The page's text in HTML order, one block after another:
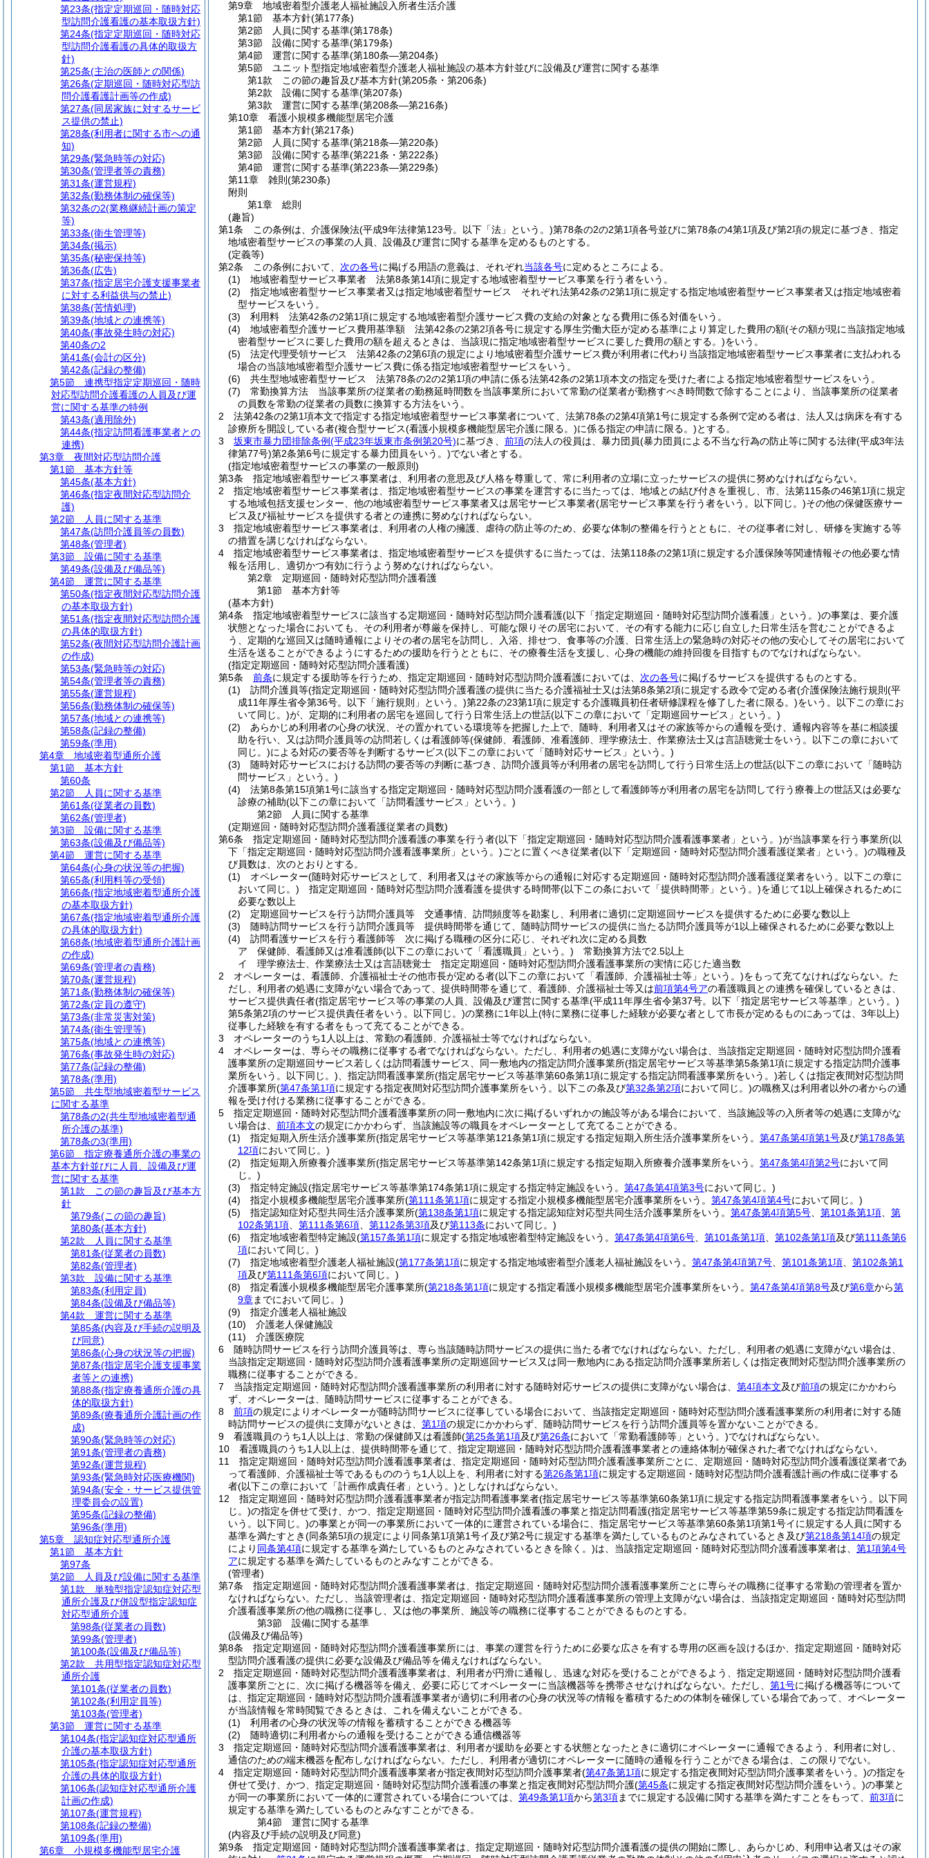
第9章
地域密着型介護老人福祉施設入所者生活介護
第1節
基本方針(第177条)
第2節
人員に関する基準(第178条)
第3節
設備に関する基準(第179条)
第4節
運営に関する基準(第180条―第204条)
第5節
ユニット型指定地域密着型介護老人福祉施設の基本方針並びに設備及び運営に関する基準
第1款
この節の趣旨及び基本方針(第205条・第206条)
第2款
設備に関する基準(第207条)
第3款
運営に関する基準(第208条―第216条)
第10章
看護小規模多機能型居宅介護
第1節
基本方針(第217条)
第2節
人員に関する基準(第218条―第220条)
第3節
設備に関する基準(第221条・第222条)
第4節
運営に関する基準(第223条―第229条)
第11章
雑則 (第230条)
附則
第1章
総則
(趣旨)
第1条
この条例は、介護保険法(平成9年法律第123号。以下「法」という。)第78条の2の2第1項各号並びに第78条の4第1項及び第2項の規定に基づき、指定
地域密着型サービスの事業の人員、設備及び運営に関する基準を定めるものとする。
(定義等)
第2条
この条例において、 次の各号に掲げる用語の意義は、それぞれ当該各号に定めるところによる。
(1)
地域密着型サービス事業者 法第8条第14項に規定する地域密着型サービス事業を行う者をいう。
(2)
指定地域密着型サービス事業者又は指定地域密着型サービス それぞれ法第42条の2第1項に規定する指定地域密着型サービス事業者又は指定地域密着
型サービスをいう。
(3)
利用料 法第42条の2第1項に規定する地域密着型介護サービス費の支給の対象となる費用に係る対価をいう。
(4)
地域密着型介護サービス費用基準額 法第42条の2第2項各号に規定する厚生労働大臣が定める基準により算定した費用の額(その額が現に当該指定地域
密着型サービスに要した費用の額を超えるときは、当該現に指定地域密着型サービスに要した費用の額とする。)をいう。
(5)
法定代理受領サービス 法第42条の2第6項の規定により地域密着型介護サービス費が利用者に代わり当該指定地域密着型サービス事業者に支払われる
場合の当該地域密着型介護サービス費に係る指定地域密着型サービスをいう。
(6)
共生型地域密着型サービス 法第78条の2の2第1項の申請に係る法第42条の2第1項本文の指定を受けた者による指定地域密着型サービスをいう。
(7)
常勤換算方法 当該事業所の従業者の勤務延時間数を当該事業所において常勤の従業者が勤務すべき時間数で除することにより、当該事業所の従業者
の員数を常勤の従業者の員数に換算する方法をいう。
2
法第42条の2第1項本文で指定する指定地域密着型サービス事業者について、法第78条の2第4項第1号に規定する条例で定める者は、法人又は病床を有する
診療所を開設している者(複合型サービス(看護小規模多機能型居宅介護に限る。)に係る指定の申請に限る。)とする。
3
坂東市暴力団排除条例(平成23年坂東市条例第20号)に基づき、 前項の法人の役員は、暴力団員(暴力団員による不当な行為の防止等に関する法律(平成3年法
律第77号)第2条第6号に規定する暴力団員をいう。)でない者とする。
(指定地域密着型サービスの事業の一般原則)
第3条
指定地域密着型サービス事業者は、利用者の意思及び人格を尊重して、常に利用者の立場に立ったサービスの提供に努めなければならない。
2
指定地域密着型サービス事業者は、指定地域密着型サービスの事業を運営するに当たっては、地域との結び付きを重視し、市、法第115条の46第1項に規定
する地域包括支援センター、他の地域密着型サービス事業者又は居宅サービス事業者(居宅サービス事業を行う者をいう。以下同じ。)その他の保健医療サー
ビス及び福祉サービスを提供する者との連携に努めなければならない。
3
指定地域密着型サービス事業者は、利用者の人権の擁護、虐待の防止等のため、必要な体制の整備を行うとともに、その従事者に対し、研修を実施する等
の措置を講じなければならない。
4
指定地域密着型サービス事業者は、指定地域密着型サービスを提供するに当たっては、法第118条の2第1項に規定する介護保険等関連情報その他必要な情
報を活用し、適切かつ有効に行うよう努めなければならない。
第2章
定期巡回・随時対応型訪問介護看護
第1節
基本方針等
(基本方針)
第4条
指定地域密着型サービスに該当する定期巡回・随時対応型訪問介護看護(以下「指定定期巡回・随時対応型訪問介護看護」という。)の事業は、要介護
状態となった場合においても、その利用者が尊厳を保持し、可能な限りその居宅において、その有する能力に応じ自立した日常生活を営むことができるよ
う、定期的な巡回又は随時通報によりその者の居宅を訪問し、入浴、排せつ、食事等の介護、日常生活上の緊急時の対応その他の安心してその居宅において
生活を送ることができるようにするための援助を行うとともに、その療養生活を支援し、心身の機能の維持回復を目指すものでなければならない。
(指定定期巡回・随時対応型訪問介護看護)
第5条
前条に規定する援助等を行うため、指定定期巡回・随時対応型訪問介護看護においては、 次の各号に掲げるサービスを提供するものとする。
(1)
訪問介護員等(指定定期巡回・随時対応型訪問介護看護の提供に当たる介護福祉士又は法第8条第2項に規定する政令で定める者(介護保険法施行規則 (平
成11年厚生省令第36号。以下「施行規則」という。)第22条の23第1項に規定する介護職員初任者研修課程を修了した者に限る。)をいう。以下この章にお
いて同じ。)が、定期的に利用者の居宅を巡回して行う日常生活上の世話(以下この章において「定期巡回サービス」という。)
(2)
あらかじめ利用者の心身の状況、その置かれている環境等を把握した上で、随時、利用者又はその家族等からの通報を受け、通報内容等を基に相談援
助を行い、又は訪問介護員等の訪問若しくは看護師等(保健師、看護師、准看護師、理学療法士、作業療法士又は言語聴覚士をいう。以下この章において
同じ。)による対応の要否等を判断するサービス(以下この章において「随時対応サービス」という。)
(3)
随時対応サービスにおける訪問の要否等の判断に基づき、訪問介護員等が利用者の居宅を訪問して行う日常生活上の世話(以下この章において「随時訪
問サービス」という。)
(4)
法第8条第15項第1号に該当する指定定期巡回・随時対応型訪問介護看護の一部として看護師等が利用者の居宅を訪問して行う療養上の世話又は必要な
診療の補助(以下この章において「訪問看護サービス」という。)
第2節
人員に関する基準
(定期巡回・随時対応型訪問介護看護従業者の員数)
第6条
指定定期巡回・随時対応型訪問介護看護の事業を行う者(以下「指定定期巡回・随時対応型訪問介護看護事業者」という。)が当該事業を行う事業所(以
下「指定定期巡回・随時対応型訪問介護看護事業所」という。)ごとに置くべき従業者(以下「定期巡回・随時対応型訪問介護看護従業者」という。)の職種及
び員数は、次のとおりとする。
(1)
オペレーター(随時対応サービスとして、利用者又はその家族等からの通報に対応する定期巡回・随時対応型訪問介護看護従業者をいう。以下この章に
おいて同じ。) 指定定期巡回・随時対応型訪問介護看護を提供する時間帯(以下この条において「提供時間帯」という。)を通じて1以上確保されるために
必要な数以上
(2)
定期巡回サービスを行う訪問介護員等 交通事情、訪問頻度等を勘案し、利用者に適切に定期巡回サービスを提供するために必要な数以上
(3)
随時訪問サービスを行う訪問介護員等 提供時間帯を通じて、随時訪問サービスの提供に当たる訪問介護員等が1以上確保されるために必要な数以上
(4)
訪問看護サービスを行う看護師等 次に掲げる職種の区分に応じ、それぞれ次に定める員数
ア
保健師、看護師又は准看護師(以下この章において「看護職員」という。) 常勤換算方法で2.5以上
イ
理学療法士、作業療法士又は言語聴覚士 指定定期巡回・随時対応型訪問介護看護事業所の実情に応じた適当数
2
オペレーターは、看護師、介護福祉士その他市長が定める者(以下この章において「看護師、介護福祉士等」という。)をもって充てなければならない。 た
だし、利用者の処遇に支障がない場合であって、提供時間帯を通じて、看護師、介護福祉士等又は前項第4号アの看護職員との連携を確保しているときは、
サービス提供責任者(指定居宅サービス等の事業の人員、設備及び運営に関する基準(平成11年厚生省令第37号。以下「指定居宅サービス等基準」という。)
第5条第2項のサービス提供責任者をいう。以下同じ。)の業務に1年以上(特に業務に従事した経験が必要な者として市長が定めるものにあっては、3年以上)
従事した経験を有する者をもって充てることができる。
3
オペレーターのうち1人以上は、常勤の看護師、介護福祉士等でなければならない。
4
オペレーターは、専らその職務に従事する者でなければならない。 ただし、利用者の処遇に支障がない場合は、当該指定定期巡回・随時対応型訪問介護看
護事業所の定期巡回サービス若しくは訪問看護サービス、同一敷地内の指定訪問介護事業所(指定居宅サービス等基準第5条第1項に規定する指定訪問介護事
業所をいう。以下同じ。) 、指定訪問看護事業所(指定居宅サービス等基準第60条第1項に規定する指定訪問看護事業所をいう。)若しくは指定夜間対応型訪問
介護事業所(第47条第1項に規定する指定夜間対応型訪問介護事業所をいう。以下この条及び第32条第2項において同じ。)の職務又は利用者以外の者からの通
報を受け付ける業務に従事することができる。
5
指定定期巡回・随時対応型訪問介護看護事業所の同一敷地内に次に掲げるいずれかの施設等がある場合において、当該施設等の入所者等の処遇に支障がな
い場合は、 前項本文の規定にかかわらず、当該施設等の職員をオペレーターとして充てることができる。
(1)
指定短期入所生活介護事業所(指定居宅サービス等基準第121条第1項に規定する指定短期入所生活介護事業所をいう。 第47条第4項第1号及び第178条第
12項において同じ。)
(2)
指定短期入所療養介護事業所(指定居宅サービス等基準第142条第1項に規定する指定短期入所療養介護事業所をいう。 第47条第4項第2号において同
じ。)
(3)
指定特定施設(指定居宅サービス等基準第174条第1項に規定する指定特定施設をいう。 第47条第4項第3号において同じ。)
(4)
指定小規模多機能型居宅介護事業所(第111条第1項に規定する指定小規模多機能型居宅介護事業所をいう。 第47条第4項第4号において同じ。)
(5)
指定認知症対応型共同生活介護事業所(第138条第1項に規定する指定認知症対応型共同生活介護事業所をいう。 第47条第4項第5号 第101条第1項
第
102条第1項
第111条第6項 第112条第3項及び第113条において同じ。)
(6)
指定地域密着型特定施設(第157条第1項に規定する指定地域密着型特定施設をいう。 第47条第4項第6号 第101条第1項 第102条第1項及び第111条第6
項において同じ。)
(7)
指定地域密着型介護老人福祉施設(第177条第1項に規定する指定地域密着型介護老人福祉施設をいう。 第47条第4項第7号 第101条第1項
第102条第1
項及び第111条第6項において同じ。)
(8)
指定看護小規模多機能型居宅介護事業所(第218条第1項に規定する指定看護小規模多機能型居宅介護事業所をいう。 第47条第4項第8号及び第6章から第
9章までにおいて同じ。)
(9)
指定介護老人福祉施設
(10)
介護老人保健施設
(11)
介護医療院
6
随時訪問サービスを行う訪問介護員等は、専ら当該随時訪問サービスの提供に当たる者でなければならない。 ただし、利用者の処遇に支障がない場合は、
当該指定定期巡回・随時対応型訪問介護看護事業所の定期巡回サービス又は同一敷地内にある指定訪問介護事業所若しくは指定夜間対応型訪問介護事業所の
職務に従事することができる。
7
当該指定定期巡回・随時対応型訪問介護看護事業所の利用者に対する随時対応サービスの提供に支障がない場合は、 第4項本文及び前項の規定にかかわら
ず、オペレーターは、随時訪問サービスに従事することができる。
8
前項の規定によりオペレーターが随時訪問サービスに従事している場合において、当該指定定期巡回・随時対応型訪問介護看護事業所の利用者に対する随
時訪問サービスの提供に支障がないときは、 第1項の規定にかかわらず、随時訪問サービスを行う訪問介護員等を置かないことができる。
9
看護職員のうち1人以上は、常勤の保健師又は看護師(第25条第1項及び第26条において「常勤看護師等」という。)でなければならない。
10
看護職員のうち1人以上は、提供時間帯を通じて、指定定期巡回・随時対応型訪問介護看護事業者との連絡体制が確保された者でなければならない。
11
指定定期巡回・随時対応型訪問介護看護事業者は、指定定期巡回・随時対応型訪問介護看護事業所ごとに、定期巡回・随時対応型訪問介護看護従業者であ
って看護師、介護福祉士等であるもののうち1人以上を、利用者に対する第26条第1項に規定する定期巡回・随時対応型訪問介護看護計画の作成に従事する
者(以下この章において「計画作成責任者」という。)としなければならない。
12
指定定期巡回・随時対応型訪問介護看護事業者が指定訪問看護事業者(指定居宅サービス等基準第60条第1項に規定する指定訪問看護事業者をいう。以下同
じ。)の指定を併せて受け、かつ、指定定期巡回・随時対応型訪問介護看護の事業と指定訪問看護(指定居宅サービス等基準第59条に規定する指定訪問看護を
いう。以下同じ。)の事業とが同一の事業所において一体的に運営されている場合に、指定居宅サービス等基準第60条第1項第1号イに規定する人員に関する
基準を満たすとき(同条第5項の規定により同条第1項第1号イ及び第2号に規定する基準を満たしているものとみなされているとき及び第218条第14項の規定
により 同条第4項に規定する基準を満たしているものとみなされているときを除く。)は、当該指定定期巡回・随時対応型訪問介護看護事業者は、 第1項第4号
アに規定する基準を満たしているものとみなすことができる。
(管理者)
第7条
指定定期巡回・随時対応型訪問介護看護事業者は、指定定期巡回・随時対応型訪問介護看護事業所ごとに専らその職務に従事する常勤の管理者を置か
なければならない。 ただし、当該管理者は、指定定期巡回・随時対応型訪問介護看護事業所の管理上支障がない場合は、当該指定定期巡回・随時対応型訪問
介護看護事業所の他の職務に従事し、又は他の事業所、施設等の職務に従事することができるものとする。
第3節
設備に関する基準
(設備及び備品等)
第8条
指定定期巡回・随時対応型訪問介護看護事業所には、事業の運営を行うために必要な広さを有する専用の区画を設けるほか、指定定期巡回・随時対応
型訪問介護看護の提供に必要な設備及び備品等を備えなければならない。
2
指定定期巡回・随時対応型訪問介護看護事業者は、利用者が円滑に通報し、迅速な対応を受けることができるよう、指定定期巡回・随時対応型訪問介護看
護事業所ごとに、次に掲げる機器等を備え、必要に応じてオペレーターに当該機器等を携帯させなければならない。 ただし、 第1号に掲げる機器等について
は、指定定期巡回・随時対応型訪問介護看護事業者が適切に利用者の心身の状況等の情報を蓄積するための体制を確保している場合であって、オペレーター
が当該情報を常時閲覧できるときは、これを備えないことができる。
(1)
利用者の心身の状況等の情報を蓄積することができる機器等
(2)
随時適切に利用者からの通報を受けることができる通信機器等
3
指定定期巡回・随時対応型訪問介護看護事業者は、利用者が援助を必要とする状態となったときに適切にオペレーターに通報できるよう、利用者に対し、
通信のための端末機器を配布しなければならない。 ただし、利用者が適切にオペレーターに随時の通報を行うことができる場合は、この限りでない。
4
指定定期巡回・随時対応型訪問介護看護事業者が指定夜間対応型訪問介護事業者(第47条第1項に規定する指定夜間対応型訪問介護事業者をいう。)の指定を
併せて受け、かつ、指定定期巡回・随時対応型訪問介護看護の事業と指定夜間対応型訪問介護(第45条に規定する指定夜間対応型訪問介護をいう。)の事業と
が同一の事業所において一体的に運営されている場合については、 第49条第1項から第3項までに規定する設備に関する基準を満たすことをもって、 前3項に
規定する基準を満たしているものとみなすことができる。
第4節
運営に関する基準
(内容及び手続の説明及び同意)
第9条
指定定期巡回・随時対応型訪問介護看護事業者は、指定定期巡回・随時対応型訪問介護看護の提供の開始に際し、あらかじめ、利用申込者又はその家
第23条(指定定期巡回・随時対応
型訪問介護看護の基本取扱方針)
第24条(指定定期巡回・随時対応
型訪問介護看護の具体的取扱方
針)
第25条(主治の医師との関係)
第26条(定期巡回・随時対応型訪
問介護看護計画等の作成)
第27条(同居家族に対するサービ
ス提供の禁止)
第28条(利用者に関する市への通
知)
第29条(緊急時等の対応)
第30条(管理者等の責務)
第31条(運営規程)
第32条(勤務体制の確保等)
第32条の2(業務継続計画の策定
等)
第33条(衛生管理等)
第34条(掲示)
第35条(秘密保持等)
第36条(広告)
第37条(指定居宅介護支援事業者
に対する利益供与の禁止)
第38条(苦情処理)
第39条(地域との連携等)
第40条(事故発生時の対応)
第40条の2
第41条(会計の区分)
第42条(記録の整備)
第5節
連携型指定定期巡回・随時
対応型訪問介護看護の人員及び運
営に関する基準の特例
第43条(適用除外)
第44条(指定訪問看護事業者との
連携)
第3章
夜間対応型訪問介護
第1節
基本方針等
第45条(基本方針)
第46条(指定夜間対応型訪問介
護)
第2節
人員に関する基準
第47条(訪問介護員等の員数)
第48条(管理者)
第3節
設備に関する基準
第49条(設備及び備品等)
第4節
運営に関する基準
第50条(指定夜間対応型訪問介護
の基本取扱方針)
第51条(指定夜間対応型訪問介護
の具体的取扱方針)
第52条(夜間対応型訪問介護計画
の作成)
第53条(緊急時等の対応)
第54条(管理者等の責務)
第55条(運営規程)
第56条(勤務体制の確保等)
第57条(地域との連携等)
第58条(記録の整備)
第59条(準用)
第4章
地域密着型通所介護
第1節
基本方針
第60条
第2節
人員に関する基準
第61条(従業者の員数)
第62条(管理者)
第3節
設備に関する基準
第63条(設備及び備品等)
第4節
運営に関する基準
第64条(心身の状況等の把握)
第65条(利用料等の受領)
第66条(指定地域密着型通所介護
の基本取扱方針)
第67条(指定地域密着型通所介護
の具体的取扱方針)
第68条(地域密着型通所介護計画
の作成)
第69条(管理者の責務)
第70条(運営規程)
第71条(勤務体制の確保等)
第72条(定員の遵守)
第73条(非常災害対策)
第74条(衛生管理等)
第75条(地域との連携等)
第76条(事故発生時の対応)
第77条(記録の整備)
第78条(準用)
第5節
共生型地域密着型サービス
に関する基準
第78条の2(共生型地域密着型通
所介護の基準)
第78条の3(準用)
第6節
指定療養通所介護の事業の
基本方針並びに人員、設備及び運
営に関する基準
第1款
この節の趣旨及び基本方
針
第79条(この節の趣旨)
第80条(基本方針)
第2款
人員に関する基準
第81条(従業者の員数)
第82条(管理者)
第3款
設備に関する基準
第83条(利用定員)
第84条(設備及び備品等)
第4款
運営に関する基準
第85条(内容及び手続の説明及
び同意)
第86条(心身の状況等の把握)
第87条(指定居宅介護支援事業
者等との連携)
第88条(指定療養通所介護の具
体的取扱方針)
第89条(療養通所介護計画の作
成)
第90条(緊急時等の対応)
第91条(管理者の責務)
第92条(運営規程)
第93条(緊急時対応医療機関)
第94条(安全・サービス提供管
理委員会の設置)
第95条(記録の整備)
第96条(準用)
第5章
認知症対応型通所介護
第1節
基本方針
第97条
第2節
人員及び設備に関する基準
第1款
単独型指定認知症対応型
通所介護及び併設型指定認知症
対応型通所介護
第98条(従業者の員数)
第99条(管理者)
第100条(設備及び備品等)
第2款
共用型指定認知症対応型
通所介護
第101条(従業者の員数)
第102条(利用定員等)
第103条(管理者)
第3節
運営に関する基準
第104条(指定認知症対応型通所
介護の基本取扱方針)
第105条(指定認知症対応型通所
介護の具体的取扱方針)
第106条(認知症対応型通所介護
計画の作成)
第107条(運営規程)
第108条(記録の整備)
第109条(準用)
第6章
小規模多機能型居宅介護